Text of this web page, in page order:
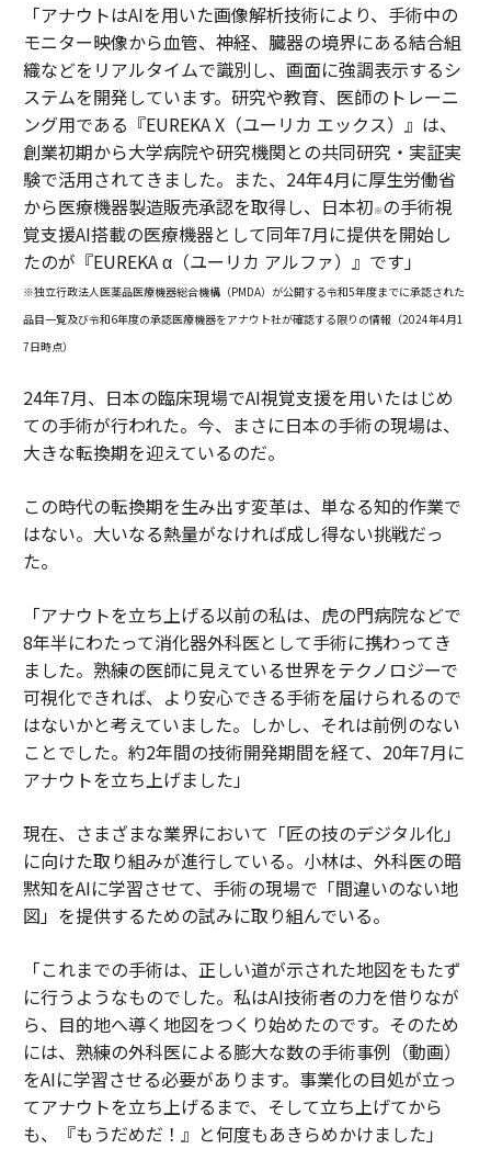
「アナウトはAIを用いた画像解析技術により、手術中の
モニター映像から血管、神経、臓器の境界にある結合組
織などをリアルタイムで識別し、画面に強調表示するシ
ステムを開発しています。研究や教育、医師のトレーニ
ング用である『EUREKA X（ユーリカ エックス）』は、
創業初期から大学病院や研究機関との共同研究・実証実
験で活用されてきました。また、24年4月に厚生労働省
から医療機器製造販売承認を取得し、日本初※の手術視
覚支援AI搭載の医療機器として同年7月に提供を開始し
たのが『EUREKA α（ユーリカ アルファ）』です」
※独立行政法人医薬品医療機器総合機構（PMDA）が公開する令和5年度までに承認された
品目一覧及び令和6年度の承認医療機器をアナウト社が確認する限りの情報（2024年4月1
7日時点）
24年7月、日本の臨床現場でAI視覚支援を用いたはじめ
ての手術が行われた。今、まさに日本の手術の現場は、
大きな転換期を迎えているのだ。
この時代の転換期を生み出す変革は、単なる知的作業で
はない。大いなる熱量がなければ成し得ない挑戦だっ
た。
「アナウトを立ち上げる以前の私は、虎の門病院などで
8年半にわたって消化器外科医として手術に携わってき
ました。熟練の医師に見えている世界をテクノロジーで
可視化できれば、より安心できる手術を届けられるので
はないかと考えていました。しかし、それは前例のない
ことでした。約2年間の技術開発期間を経て、20年7月に
アナウトを立ち上げました」
現在、さまざまな業界において「匠の技のデジタル化」
に向けた取り組みが進行している。小林は、外科医の暗
黙知をAIに学習させて、手術の現場で「間違いのない地
図」を提供するための試みに取り組んでいる。
「これまでの手術は、正しい道が示された地図をもたず
に行うようなものでした。私はAI技術者の力を借りなが
ら、目的地へ導く地図をつくり始めたのです。そのため
には、熟練の外科医による膨大な数の手術事例（動画）
をAIに学習させる必要があります。事業化の目処が立っ
てアナウトを立ち上げるまで、そして立ち上げてから
も、『もうだめだ！』と何度もあきらめかけました」